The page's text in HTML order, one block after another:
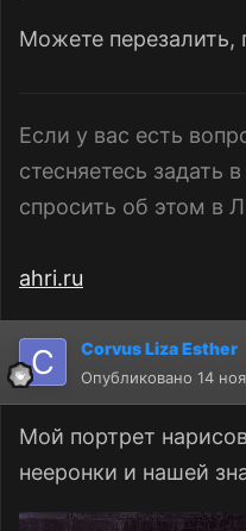
Можете перезалить,
Если у вас есть
стесняетесь
спросить об этом в
ahri.ru
Corvus Liza Esther
Опубликовано 14
Мой портрет
нееронки и нашей